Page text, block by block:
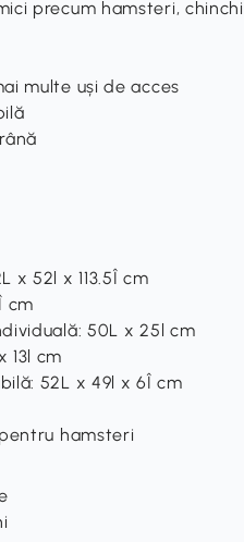
precum hamsteri,
multe uși de acces
x 52l x 113.5Î cm
cm
50L x 25l cm
13l cm
52L x 49l x 6Î cm
hamsteri